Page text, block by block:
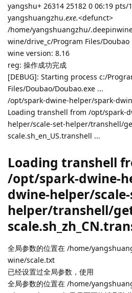
yangshu+ 26314 25182 0 06:19 pts/
yangshuangzhu.exe.<defunct>
/home/yangshuangzhu/
wine/drive_c/Program Files/Doubao
wine version: 8.16
reg: 操作成功完成
[DEBUG]: Starting process c:/
Files/Doubao/Doubao.exe ...
/opt/spark-dwine-helper/spark-
Loading transhell from /opt/spark-
helper/scale-set-helper/transhell/
scale.sh_en_US.transhell ...
Loading transhell
/opt/spark-dwine-
dwine-helper/
helper/transhell/
全局参数的位置在 /home/
wine/scale.txt
已经设置过全局参数，使用
全局参数的位置在 /home/